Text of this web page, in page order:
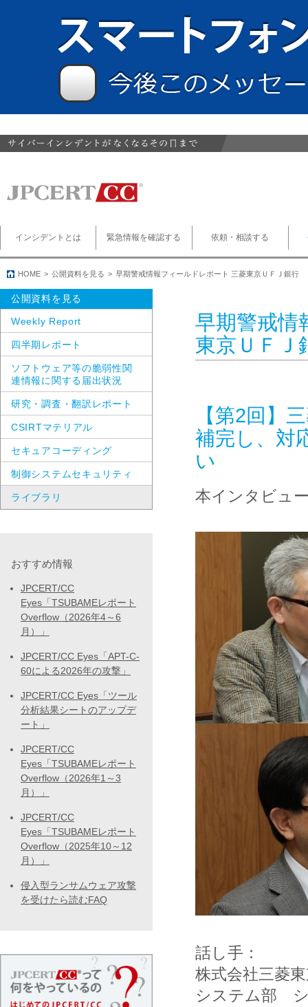
インシデントとは 緊急情報を確認する 依頼・相談する
HOME 公開資料を見る 早期警戒情報フィールドレポート 三菱東京ＵＦＪ銀行
早期警戒情
東京ＵＦＪ
【第2回】
補完し、対
い
本インタビュ
話し手：
株式会社三菱
システム部
公開資料を見る
Weekly Report
四半期レポート
ソフトウェア等の脆弱性関
連情報に関する届出状況
研究・調査・翻訳レポート
CSIRTマテリアル
セキュアコーディング
制御システムセキュリティ
ライブラリ
おすすめ情報
JPCERT/CC
Eyes「TSUBAMEレポート
Overflow（2026年4～6
月）」
JPCERT/CC Eyes「APT-C-
60による2026年の攻撃」
JPCERT/CC Eyes「ツール
分析結果シートのアップデ
ート」
JPCERT/CC
Eyes「TSUBAMEレポート
Overflow（2026年1～3
月）」
JPCERT/CC
Eyes「TSUBAMEレポート
Overflow（2025年10～12
月）」
侵入型ランサムウェア攻撃
を受けたら読むFAQ